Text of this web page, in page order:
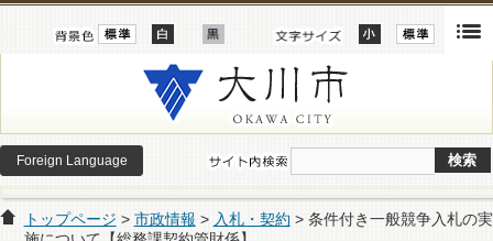
Foreign Language
トップページ > 市政情報 > 入札・契約 > 条件付き一般競争入札の実